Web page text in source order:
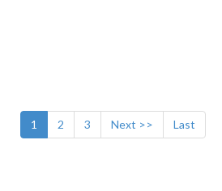
1 2 3 Next >> Last